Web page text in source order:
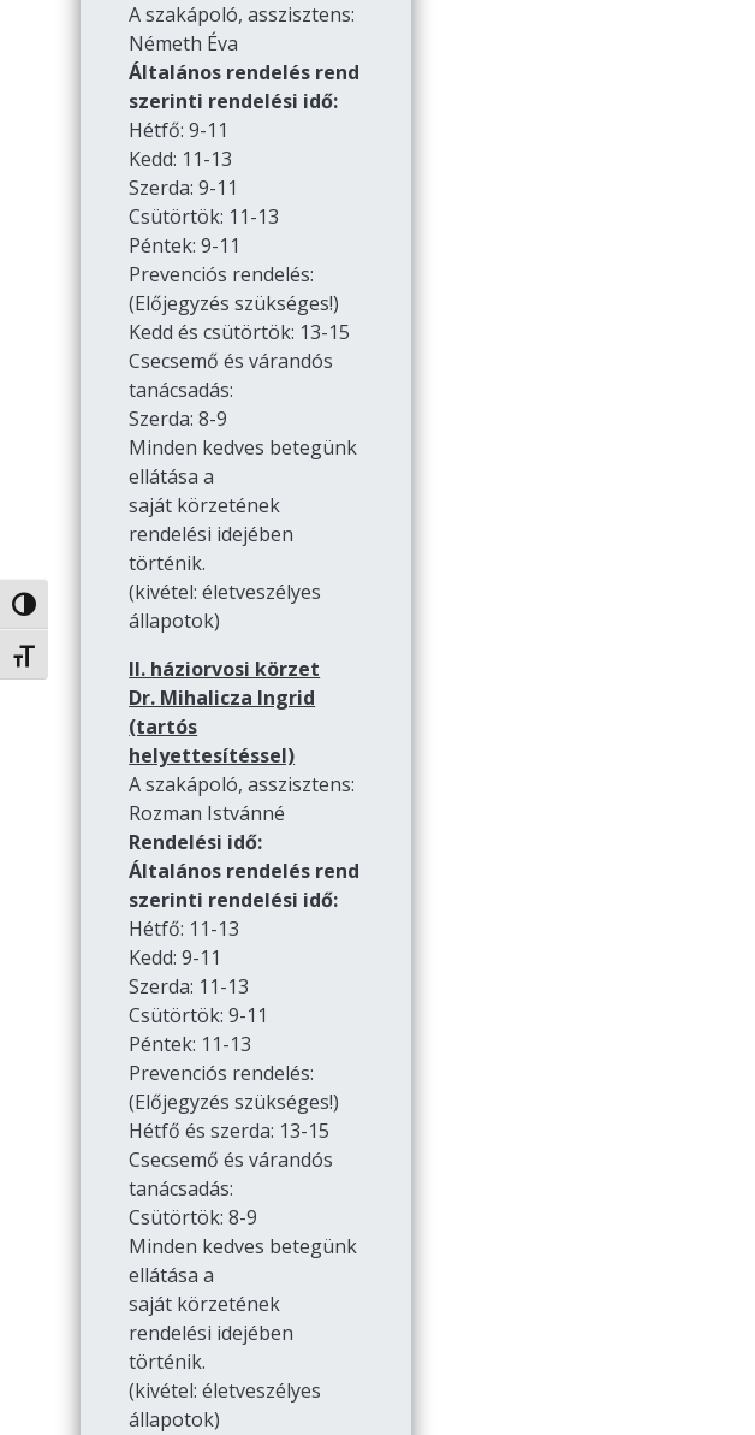
Nagy kontraszt váltása
Betűméret váltása
A szakápoló, asszisztens:
Németh Éva
Általános rendelés rend
szerinti rendelési idő:
Hétfő: 9-11
Kedd: 11-13
Szerda: 9-11
Csütörtök: 11-13
Péntek: 9-11
Prevenciós rendelés:
(Előjegyzés szükséges!)
Kedd és csütörtök: 13-15
Csecsemő és várandós
tanácsadás:
Szerda: 8-9
Minden kedves betegünk
ellátása a
saját körzetének
rendelési idejében
történik.
(kivétel: életveszélyes
állapotok)
II. háziorvosi körzet
Dr. Mihalicza Ingrid
(tartós
helyettesítéssel)
A szakápoló, asszisztens:
Rozman Istvánné
Rendelési idő:
Általános rendelés rend
szerinti rendelési idő:
Hétfő: 11-13
Kedd: 9-11
Szerda: 11-13
Csütörtök: 9-11
Péntek: 11-13
Prevenciós rendelés:
(Előjegyzés szükséges!)
Hétfő és szerda: 13-15
Csecsemő és várandós
tanácsadás:
Csütörtök: 8-9
Minden kedves betegünk
ellátása a
saját körzetének
rendelési idejében
történik.
(kivétel: életveszélyes
állapotok)